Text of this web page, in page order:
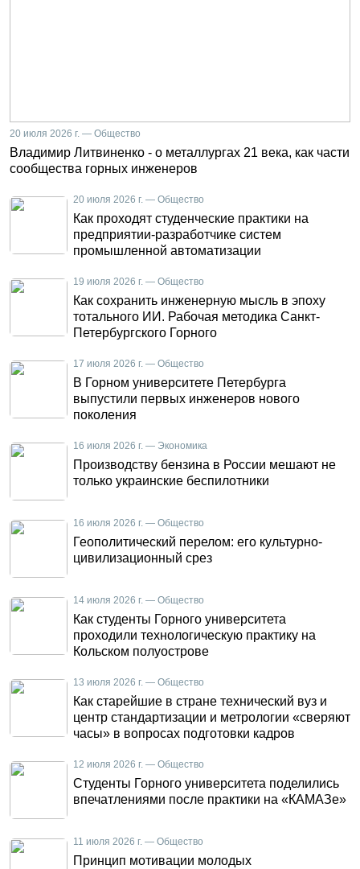
20 июля 2026 г. — Общество
Владимир Литвиненко - о металлургах 21 века, как части
сообщества горных инженеров
20 июля 2026 г. — Общество
Как проходят студенческие практики на
предприятии-разработчике систем
промышленной автоматизации
19 июля 2026 г. — Общество
Как сохранить инженерную мысль в эпоху
тотального ИИ. Рабочая методика Санкт-
Петербургского Горного
17 июля 2026 г. — Общество
В Горном университете Петербурга
выпустили первых инженеров нового
поколения
16 июля 2026 г. — Экономика
Производству бензина в России мешают не
только украинские беспилотники
16 июля 2026 г. — Общество
Геополитический перелом: его культурно-
цивилизационный срез
14 июля 2026 г. — Общество
Как студенты Горного университета
проходили технологическую практику на
Кольском полуострове
13 июля 2026 г. — Общество
Как старейшие в стране технический вуз и
центр стандартизации и метрологии «сверяют
часы» в вопросах подготовки кадров
12 июля 2026 г. — Общество
Студенты Горного университета поделились
впечатлениями после практики на «КАМАЗе»
11 июля 2026 г. — Общество
Принцип мотивации молодых